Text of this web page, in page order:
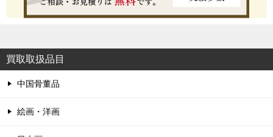
買取取扱品目
中国骨董品
絵画・洋画